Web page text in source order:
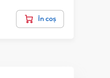
În coș